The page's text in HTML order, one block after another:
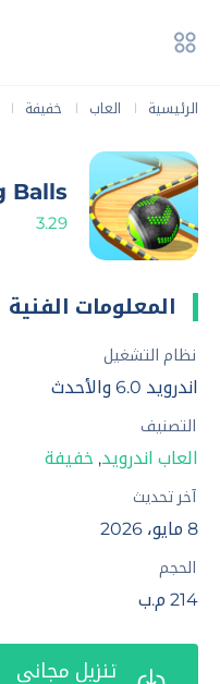
الرئيسية | العاب | خفيفة |
Balls
3.29
المعلومات الفنية
نظام التشغيل
اندرويد 6.0 والأحدث
التصنيف
العاب اندرويد, خفيفة
آخر تحديث
8 مايو، 2026
الحجم
214 م.ب
تنزيل مجاني